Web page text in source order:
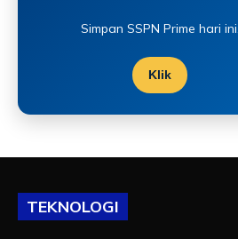
Simpan SSPN Prime hari ini.
Klik
TEKNOLOGI